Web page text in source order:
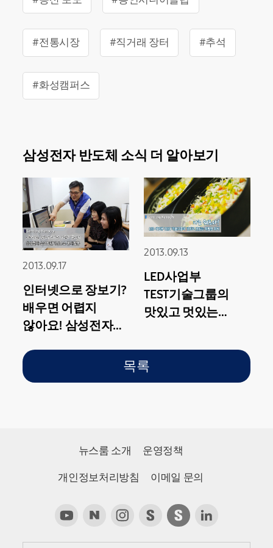
#전통시장 #직거래 장터 #추석
#화성캠퍼스
삼성전자 반도체 소식 더 알아보기
2013.09.17
인터넷으로 장보기?
배우면 어렵지
않아요! 삼성전자
봉사활동
2013.09.13
LED사업부
TEST기술그룹의
맛있고 멋있는
쉐프다'
목록
뉴스룸 소개 운영정책
개인정보처리방침 이메일 문의